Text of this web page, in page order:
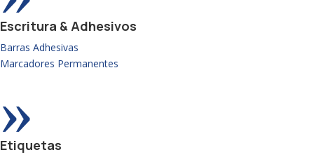
Escritura & Adhesivos
Barras Adhesivas
Marcadores Permanentes
»
Etiquetas